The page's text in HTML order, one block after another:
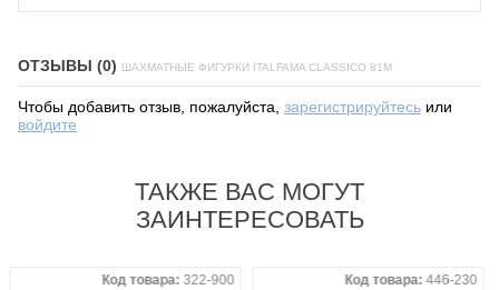
ОТЗЫВЫ (0) ШАХМАТНЫЕ ФИГУРКИ ITALFAMA CLASSICO 81M
Чтобы добавить отзыв, пожалуйста, зарегистрируйтесь или
войдите
ТАКЖЕ ВАС МОГУТ
ЗАИНТЕРЕСОВАТЬ
Код товара:322-900 Код товара:446-230